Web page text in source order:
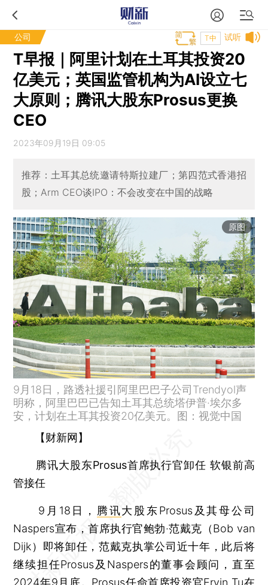
公司 试听
T中
T早报｜阿里计划在土耳其投资20
亿美元；英国监管机构为AI设立七
大原则；腾讯大股东Prosus更换
CEO
2023年09月19日 09:05
推荐：土耳其总统邀请特斯拉建厂；第四范式香港招
股；Arm CEO谈IPO：不会改变在中国的战略
原图
9月18日，路透社援引阿里巴巴子公司Trendyol声
明称，阿里巴巴已告知土耳其总统塔伊普·埃尔多
安，计划在土耳其投资20亿美元。图：视觉中国
【财新网】
腾讯大股东Prosus首席执行官卸任 软银前高
管接任
9月18日， 腾讯大股东Prosus及其母公司
Naspers宣布，首席执行官鲍勃·范戴克（Bob van
Dijk）即将卸任，范戴克执掌公司近十年，此后将
继续担任Prosus及Naspers的董事会顾问，直至
2024年9月底。Prosus任命首席投资官Ervin Tu在